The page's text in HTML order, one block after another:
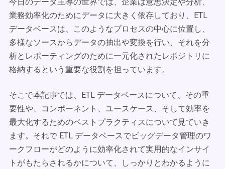
業務効率化のためにデータに大きく依存しており、ETL
データベースは、このようなプロセスの中心に位置し、
多様なソースからデータの抽出や変換を行い、それを分
析とレポーティングのために一元化されたレポジトリに
格納するという重要な役割を担っています。
そこで本記事では、ETL データベースについて、その重
要性や、コンポーネント、ユースケース、そして効率を
最大化するためのベストプラクティスについて見ていき
ます。それで ETL データベースでビッグデータ管理のワ
ークフローがどのように効率化されて実用的なインサイ
トがもたらされるかについて、しっかりとわかるように